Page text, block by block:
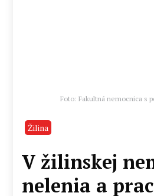
Foto: Fakultná nemocnica s
Žilina
V žilinskej
nelenia a